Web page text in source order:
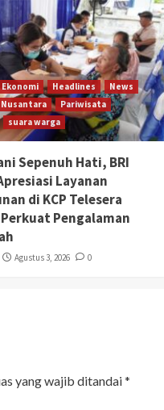
Ekonomi Headlines
News
Nusantara
Pariwisata
suara warga
Sepenuh Hati, BRI
Layanan
di KCP Telesera
Pengalaman
Agustus 3, 2026 0
yang wajib ditandai*